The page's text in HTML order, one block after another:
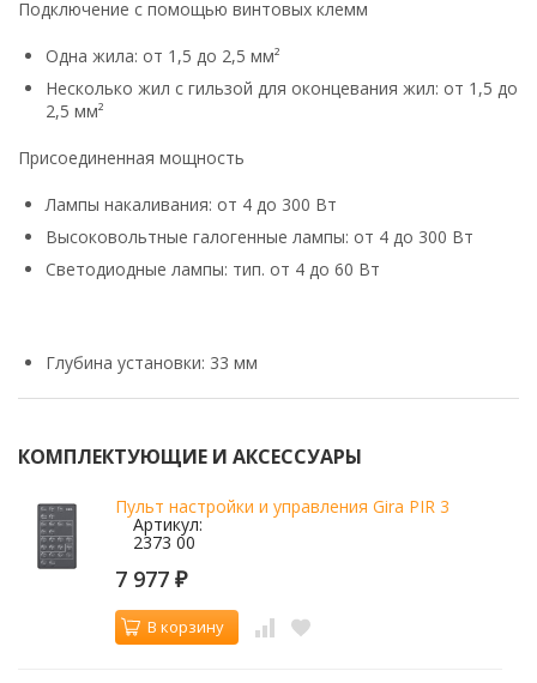
Подключение с помощью винтовых клемм
Одна жила: от 1,5 до 2,5 мм²
Несколько жил с гильзой для оконцевания жил: от 1,5 до
2,5 мм²
Присоединенная мощность
Лампы накаливания: от 4 до 300 Вт
Высоковольтные галогенные лампы: от 4 до 300 Вт
Светодиодные лампы: тип. от 4 до 60 Вт
Глубина установки: 33 мм
КОМПЛЕКТУЮЩИЕ И АКСЕССУАРЫ
Пульт настройки и управления Gira PIR 3
Артикул:
2373 00
7 977 ₽
В корзину